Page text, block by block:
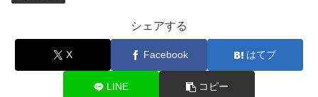
シェアする
X Facebook はてブ
LINE コピー